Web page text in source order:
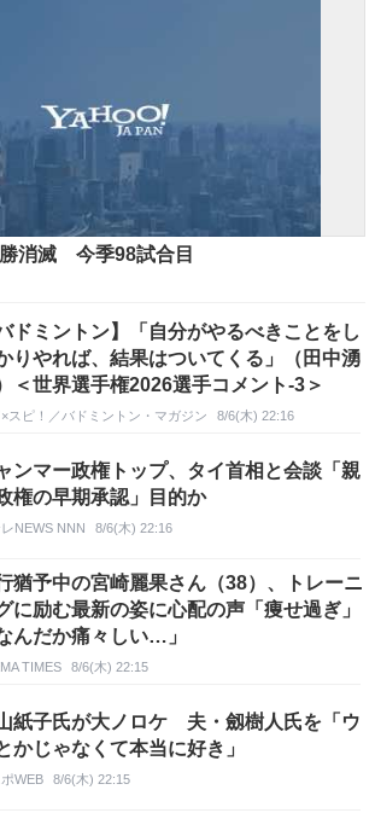
消滅 今季98試合目
バドミントン】「自分がやるべきことをし
りやれば、結果はついてくる」（田中湧
＜世界選手権2026選手コメント-3＞
スピ！／バドミントン・マガジン 8/6(木) 22:16
ンマー政権トップ、タイ首相と会談「親
権の早期承認」目的か
レNEWS NNN 8/6(木) 22:16
猶予中の宮崎麗果さん（38）、トレーニ
に励む最新の姿に心配の声「痩せ過ぎ」
んだか痛々しい…」
TIMES 8/6(木) 22:15
紙子氏が大ノロケ 夫・劔樹人氏を「ウ
かじゃなくて本当に好き」
WEB 8/6(木) 22:15